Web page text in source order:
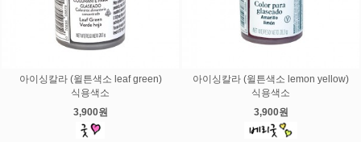
아이싱칼라 (윌튼색소 leaf green)
식용색소
3,900원
아이싱칼라 (윌튼색소 lemon yellow)
식용색소
3,900원